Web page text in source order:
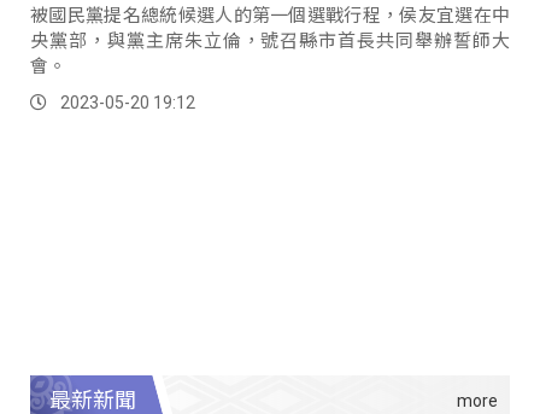
被國民黨提名總統候選人的第一個選戰行程，侯友宜選在中
央黨部，與黨主席朱立倫，號召縣市首長共同舉辦誓師大
會。
2023-05-20 19:12
最新新聞